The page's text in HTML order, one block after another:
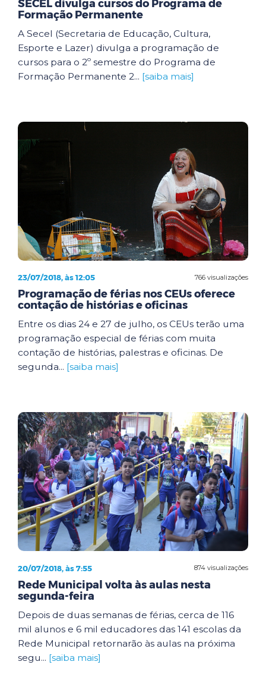
SECEL divulga cursos do Programa de
Formação Permanente
A Secel (Secretaria de Educação, Cultura,
Esporte e Lazer) divulga a programação de
cursos para o 2º semestre do Programa de
Formação Permanente 2... [saiba mais]
766 visualizações
23/07/2018, às 12:05
Programação de férias nos CEUs oferece
contação de histórias e oficinas
Entre os dias 24 e 27 de julho, os CEUs terão uma
programação especial de férias com muita
contação de histórias, palestras e oficinas. De
segunda... [saiba mais]
874 visualizações
20/07/2018, às 7:55
Rede Municipal volta às aulas nesta
segunda-feira
Depois de duas semanas de férias, cerca de 116
mil alunos e 6 mil educadores das 141 escolas da
Rede Municipal retornarão às aulas na próxima
segu... [saiba mais]